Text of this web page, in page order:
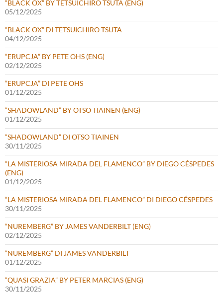
“BLACK OX” BY TETSUICHIRO TSUTA (ENG)
05/12/2025
“BLACK OX” DI TETSUICHIRO TSUTA
04/12/2025
“ERUPCJA” BY PETE OHS (ENG)
02/12/2025
“ERUPCJA” DI PETE OHS
01/12/2025
“SHADOWLAND” BY OTSO TIAINEN (ENG)
01/12/2025
“SHADOWLAND” DI OTSO TIAINEN
30/11/2025
“LA MISTERIOSA MIRADA DEL FLAMENCO” BY DIEGO CÉSPEDES
(ENG)
01/12/2025
“LA MISTERIOSA MIRADA DEL FLAMENCO” DI DIEGO CÉSPEDES
30/11/2025
“NUREMBERG” BY JAMES VANDERBILT (ENG)
02/12/2025
“NUREMBERG” DI JAMES VANDERBILT
01/12/2025
“QUASI GRAZIA” BY PETER MARCIAS (ENG)
30/11/2025